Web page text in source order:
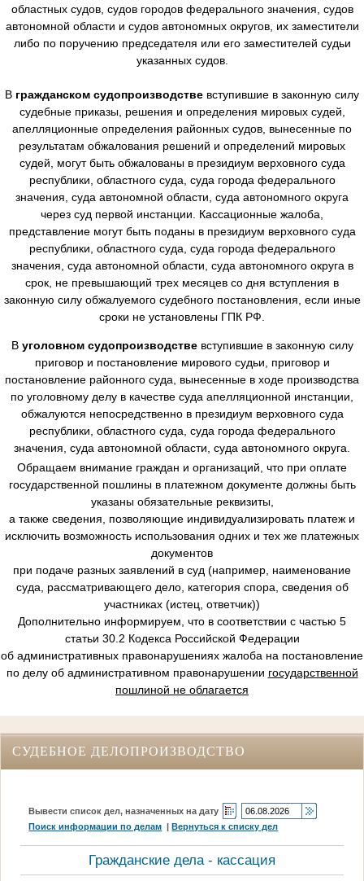
областных судов, судов городов федерального значения, судов
автономной области и судов автономных округов, их заместители
либо по поручению председателя или его заместителей судьи
указанных судов.
В гражданском судопроизводстве вступившие в законную силу
судебные приказы, решения и определения мировых судей,
апелляционные определения районных судов, вынесенные по
результатам обжалования решений и определений мировых
судей, могут быть обжалованы в президиум верховного суда
республики, областного суда, суда города федерального
значения, суда автономной области, суда автономного округа
через суд первой инстанции. Кассационные жалоба,
представление могут быть поданы в президиум верховного суда
республики, областного суда, суда города федерального
значения, суда автономной области, суда автономного округа в
срок, не превышающий трех месяцев со дня вступления в
законную силу обжалуемого судебного постановления, если иные
сроки не установлены ГПК РФ.
В уголовном судопроизводствевступившие в законную силу
приговор и постановление мирового судьи, приговор и
постановление районного суда, вынесенные в ходе производства
по уголовному делу в качестве суда апелляционной инстанции,
обжалуются непосредственно в президиум верховного суда
республики, областного суда, суда города федерального
значения, суда автономной области, суда автономного округа.
Обращаем внимание граждан и организаций, что при оплате
государственной пошлины в платежном документе должны быть
указаны обязательные реквизиты,
а также сведения, позволяющие индивидуализировать платеж и
исключить возможность использования одних и тех же платежных
документов
при подаче разных заявлений в суд (например, наименование
суда, рассматривающего дело, категория спора, сведения об
участниках (истец, ответчик))
Дополнительно информируем, что в соответствии с частью 5
статьи 30.2 Кодекса Российской Федерации
об административных правонарушениях жалоба на постановление
по делу об административном правонарушении государственной
пошлиной не облагается
СУДЕБНОЕ ДЕЛОПРОИЗВОДСТВО
Вывести список дел, назначенных на дату
Поиск информации по делам |Вернуться к списку дел
Гражданские дела - кассация